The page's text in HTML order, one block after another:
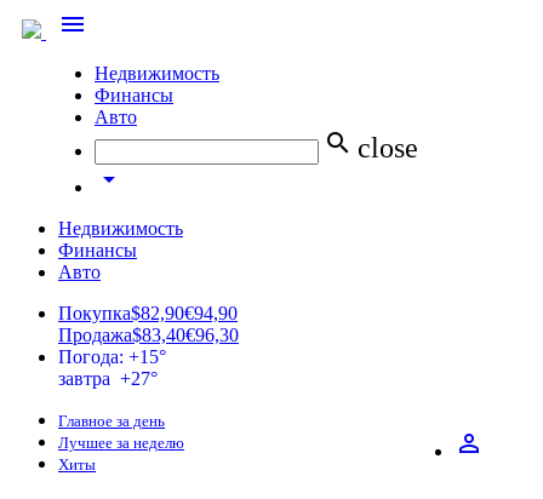
menu
Недвижимость
Финансы
Авто
search close
arrow_drop_down
Недвижимость
Финансы
Авто
Покупка$82,90€94,90
Продажа$83,40€96,30
Погода: +15°
завтра +27°
perm_identity
Главное за день
Лучшее за неделю
Хиты